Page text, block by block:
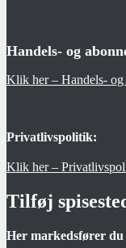
Handels- og
Klik her – Handels- og
Privatlivspolitik:
Klik her –
Tilføj
Her markedsfører du